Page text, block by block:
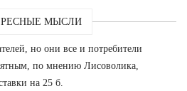
МЫСЛИ
но они все и потребители
по мнению Лисоволика,
на 25 б.